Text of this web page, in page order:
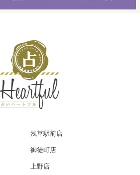
浅草駅前店
御徒町店
上野店